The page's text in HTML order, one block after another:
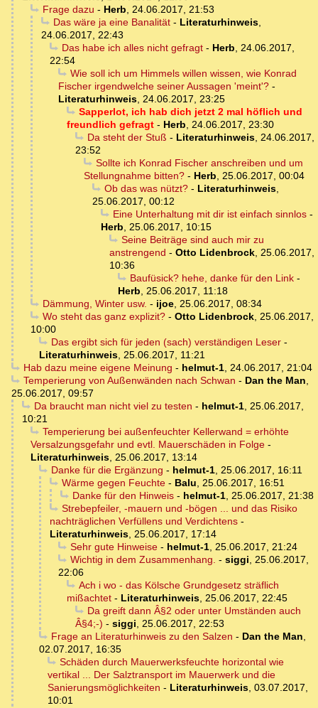
Frage dazu - Herb, 24.06.2017, 21:53
Das wäre ja eine Banalität- Literaturhinweis,
24.06.2017, 22:43
Das habe ich alles nicht gefragt- Herb, 24.06.2017,
22:54
Wie soll ich um Himmels willen wissen, wie Konrad
Fischer irgendwelche seiner Aussagen 'meint'? -
Literaturhinweis, 24.06.2017, 23:25
Sapperlot, ich hab dich jetzt 2 mal höflich und
freundlich gefragt - Herb, 24.06.2017, 23:30
Da steht der Stuß - Literaturhinweis, 24.06.2017,
23:52
Sollte ich Konrad Fischer anschreiben und um
Stellungnahme bitten? - Herb, 25.06.2017, 00:04
Ob das was nützt?- Literaturhinweis,
25.06.2017, 00:12
Eine Unterhaltung mit dir ist einfach sinnlos-
Herb, 25.06.2017, 10:15
Seine Beiträge sind auch mir zu
anstrengend - Otto Lidenbrock, 25.06.2017,
10:36
Baufüsick? hehe, danke für den Link-
Herb, 25.06.2017, 11:18
Dämmung, Winter usw. - ijoe, 25.06.2017, 08:34
Wo steht das ganz explizit?- Otto Lidenbrock, 25.06.2017,
10:00
Das ergibt sich für jeden (sach) verständigen Leser-
Literaturhinweis, 25.06.2017, 11:21
Hab dazu meine eigene Meinung - helmut-1, 24.06.2017, 21:04
Temperierung von Außenwänden nach Schwan - Dan the Man,
25.06.2017, 09:57
Da braucht man nicht viel zu testen - helmut-1, 25.06.2017,
10:21
Temperierung bei außenfeuchter Kellerwand = erhöhte
Versalzungsgefahr und evtl. Mauerschäden in Folge -
Literaturhinweis, 25.06.2017, 13:14
Danke für die Ergänzung - helmut-1, 25.06.2017, 16:11
Wärme gegen Feuchte- Balu, 25.06.2017, 16:51
Danke für den Hinweis- helmut-1, 25.06.2017, 21:38
Strebepfeiler, -mauern und -bögen ... und das Risiko
nachträglichen Verfüllens und Verdichtens -
Literaturhinweis, 25.06.2017, 17:14
Sehr gute Hinweise- helmut-1, 25.06.2017, 21:24
Wichtig in dem Zusammenhang. - siggi, 25.06.2017,
22:06
Ach i wo - das Kölsche Grundgesetz sträflich
mißachtet - Literaturhinweis, 25.06.2017, 22:45
Da greift dann Â§2 oder unter Umständen auch
Â§4;-) - siggi, 25.06.2017, 22:53
Frage an Literaturhinweis zu den Salzen - Dan the Man,
02.07.2017, 16:35
Schäden durch Mauerwerksfeuchte horizontal wie
vertikal ... Der Salztransport im Mauerwerk und die
Sanierungsmöglichkeiten - Literaturhinweis, 03.07.2017,
10:01